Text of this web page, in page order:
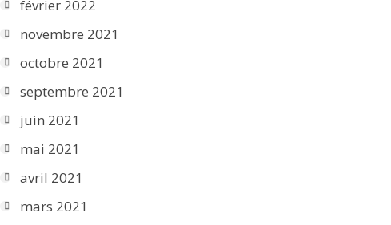
février 2022
novembre 2021
octobre 2021
septembre 2021
juin 2021
mai 2021
avril 2021
mars 2021